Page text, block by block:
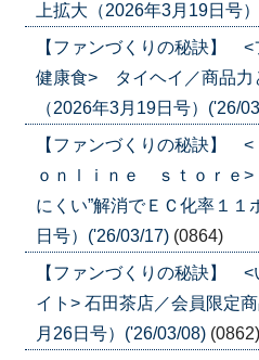
上拡大（2026年3月19日号
【ファンづくりの秘訣】
健康食> タイヘイ／商品力
（2026年3月19日号）('26/
【ファンづくりの秘訣】
ｏｎｌｉｎｅ ｓｔｏｒｅ
にくい”解消でＥＣ化率１
日号）('26/03/17) (0864)
【ファンづくりの秘訣】
イト> 石田茶店／会員限定
月26日号）('26/03/08) (0862)